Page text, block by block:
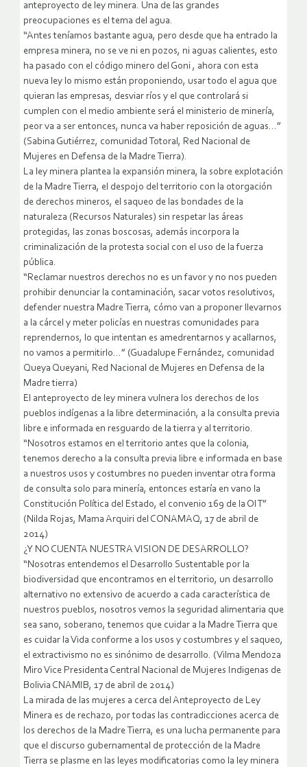
anteproyecto de ley minera. Una de las grandes
preocupaciones es el tema del agua.
“Antes teníamos bastante agua, pero desde que ha entrado la
empresa minera, no se ve ni en pozos, ni aguas calientes, esto
ha pasado con el código minero del Goni , ahora con esta
nueva ley lo mismo están proponiendo, usar todo el agua que
quieran las empresas, desviar ríos y el que controlará si
cumplen con el medio ambiente será el ministerio de minería,
peor va a ser entonces, nunca va haber reposición de aguas…”
(Sabina Gutiérrez, comunidad Totoral, Red Nacional de
Mujeres en Defensa de la Madre Tierra).
La ley minera plantea la expansión minera, la sobre explotación
de la Madre Tierra, el despojo del territorio con la otorgación
de derechos mineros, el saqueo de las bondades de la
naturaleza (Recursos Naturales) sin respetar las áreas
protegidas, las zonas boscosas, además incorpora la
criminalización de la protesta social con el uso de la fuerza
pública.
“Reclamar nuestros derechos no es un favor y no nos pueden
prohibir denunciar la contaminación, sacar votos resolutivos,
defender nuestra Madre Tierra, cómo van a proponer llevarnos
a la cárcel y meter policías en nuestras comunidades para
reprendernos, lo que intentan es amedrentarnos y acallarnos,
no vamos a permitirlo…” (Guadalupe Fernández, comunidad
Queya Queyani, Red Nacional de Mujeres en Defensa de la
Madre tierra)
El anteproyecto de ley minera vulnera los derechos de los
pueblos indígenas a la libre determinación, a la consulta previa
libre e informada en resguardo de la tierra y al territorio.
“Nosotros estamos en el territorio antes que la colonia,
tenemos derecho a la consulta previa libre e informada en base
a nuestros usos y costumbres no pueden inventar otra forma
de consulta solo para minería, entonces estaría en vano la
Constitución Política del Estado, el convenio 169 de la OIT”
(Nilda Rojas, Mama Arquiri del CONAMAQ, 17 de abril de
2014)
¿Y NO CUENTA NUESTRA VISION DE DESARROLLO?
“Nosotras entendemos el Desarrollo Sustentable por la
biodiversidad que encontramos en el territorio, un desarrollo
alternativo no extensivo de acuerdo a cada característica de
nuestros pueblos, nosotros vemos la seguridad alimentaria que
sea sano, soberano, tenemos que cuidar a la Madre Tierra que
es cuidar la Vida conforme a los usos y costumbres y el saqueo,
el extractivismo no es sinónimo de desarrollo. (Vilma Mendoza
Miro Vice Presidenta Central Nacional de Mujeres Indigenas de
Bolivia CNAMIB, 17 de abril de 2014)
La mirada de las mujeres a cerca del Anteproyecto de Ley
Minera es de rechazo, por todas las contradicciones acerca de
los derechos de la Madre Tierra, es una lucha permanente para
que el discurso gubernamental de protección de la Madre
Tierra se plasme en las leyes modificatorias como la ley minera